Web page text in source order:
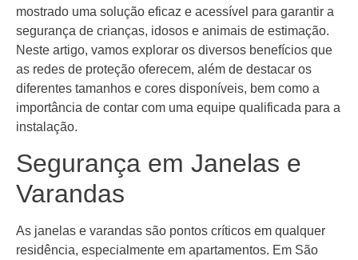
mostrado uma solução eficaz e acessível para garantir a
segurança de crianças, idosos e animais de estimação.
Neste artigo, vamos explorar os diversos benefícios que
as redes de proteção oferecem, além de destacar os
diferentes tamanhos e cores disponíveis, bem como a
importância de contar com uma equipe qualificada para a
instalação.
Segurança em Janelas e
Varandas
As janelas e varandas são pontos críticos em qualquer
residência, especialmente em apartamentos. Em São